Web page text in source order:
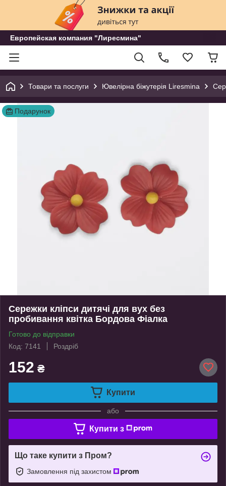
Европейская компания "Лиресмина"
Товари та послуги Ювелірна біжутерія Liresmina
Подарунок
Сережки кліпси дитячі для вух без
пробивання квітка Бордова Фіалка
Готово до відправки
Код: 7141
Роздріб
152 ₴
Купити
або
Купити з
Що таке купити з Пром?
Замовлення під захистом